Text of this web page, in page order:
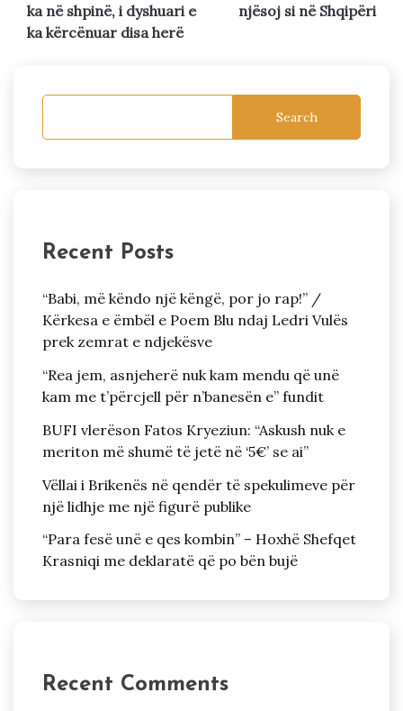
ka në shpinë, i dyshuari e
ka kërcënuar disa herë
njësoj si në Shqipëri
Search
Recent Posts
“Babi, më këndo një këngë, por jo rap!” /
Kërkesa e ëmbël e Poem Blu ndaj Ledri Vulës
prek zemrat e ndjekësve
“Rea jem, asnjeherë nuk kam mendu që unë
kam me t’përcjell për n’banesën e” fundit
BUFI vlerëson Fatos Kryeziun: “Askush nuk e
meriton më shumë të jetë në ‘5€’ se ai”
Vëllai i Brikenës në qendër të spekulimeve për
një lidhje me një figurë publike
“Para fesë unë e qes kombin” – Hoxhë Shefqet
Krasniqi me deklaratë që po bën bujë
Recent Comments